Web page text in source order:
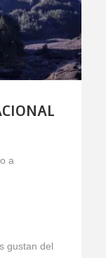
a
gustan del